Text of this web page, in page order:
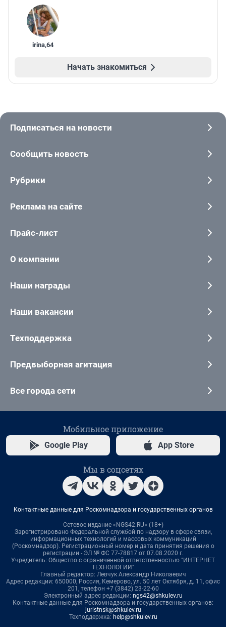
irina,64
Начать знакомиться
Подписаться на новости
Сообщить новость
Рубрики
Реклама на сайте
Прайс-лист
О компании
Наши награды
Наши вакансии
Техподдержка
Предвыборная агитация
Все города сети
Мобильное приложение
Google Play App Store
Мы в соцсетях
Контактные данные для Роскомнадзора и государственных органов
Сетевое издание «NGS42.RU» (18+)
Зарегистрировано Федеральной службой по надзору в сфере связи,
информационных технологий и массовых коммуникаций
(Роскомнадзор). Регистрационный номер и дата принятия решения о
регистрации - ЭЛ № ФС 77-78817 от 07.08.2020 г.
Учредитель: Общество с ограниченной ответственностью "ИНТЕРНЕТ
ТЕХНОЛОГИИ"
Главный редактор: Левчук Александр Николаевич
Адрес редакции: 650000, Россия, Кемерово, ул. 50 лет Октября, д. 11, офис
201, телефон +7 (3842) 23-22-60
Электронный адрес редакции: ngs42@shkulev.ru
Контактные данные для Роскомнадзора и государственных органов:
juristnsk@shkulev.ru
Техподдержка: help@shkulev.ru